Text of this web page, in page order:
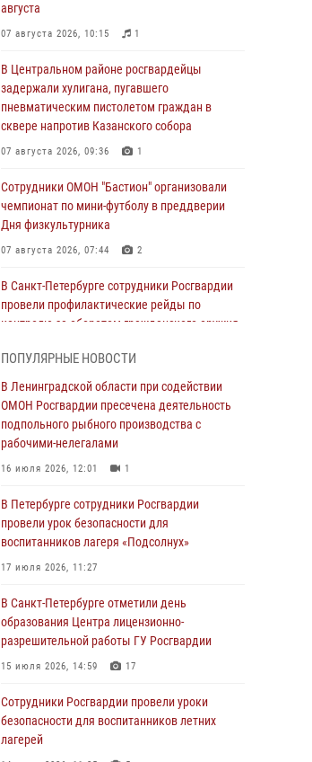
августа
07 августа 2026, 10:15 1
В Центральном районе росгвардейцы
задержали хулигана, пугавшего
пневматическим пистолетом граждан в
сквере напротив Казанского собора
07 августа 2026, 09:36 1
Сотрудники ОМОН "Бастион" организовали
чемпионат по мини-футболу в преддверии
Дня физкультурника
07 августа 2026, 07:44 2
В Санкт-Петербурге сотрудники Росгвардии
провели профилактические рейды по
контролю за оборотом гражданского оружия
В Красносельском районе наряд Росгвардии
задержал правонарушителя, угрожавшего 17-
летнему подростку травматическим оружием
06 августа 2026, 13:39
оперативно задержали хулигана,
стрелявшего из пускового устройства рядом
с жилыми домами
06 августа 2026, 11:36
Сотрудники и военнослужащие Росгвардии
обеспечили правопорядок при проведении
матча "Зенит" - "Балтика"
06 августа 2026, 07:30 10
В Выборгском районе наряд Росгвардии
обнаружил разыскиваемый преступный
автотранспорт
ПОПУЛЯРНЫЕ НОВОСТИ
В Ленинградской области при содействии
ОМОН Росгвардии пресечена деятельность
подпольного рыбного производства с
рабочими-нелегалами
16 июля 2026, 12:01 1
В Петербурге сотрудники Росгвардии
провели урок безопасности для
воспитанников лагеря «Подсолнух»
17 июля 2026, 11:27
В Санкт-Петербурге отметили день
образования Центра лицензионно-
разрешительной работы ГУ Росгвардии
15 июля 2026, 14:59 17
Сотрудники Росгвардии провели уроки
безопасности для воспитанников летних
лагерей